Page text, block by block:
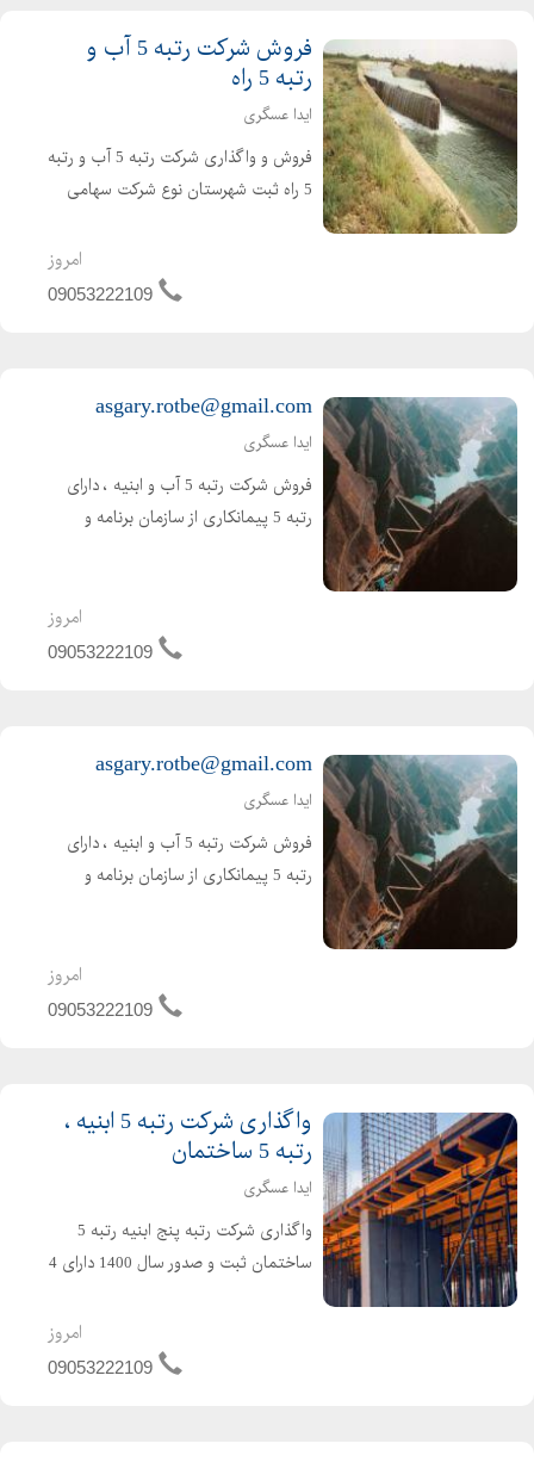
فروش شرکت رتبه 5 آب و
رتبه 5 راه
ایدا عسگری
فروش و واگذاری شرکت رتبه 5 آب و رتبه
5 راه ثبت شهرستان نوع شرکت سهامی
شرکت تازه صدور و تازه تاسیس است و
هیچگونه بدهی و کارکردی ندارد شرکت
امروز
09053222109
asgary.rotbe@gmail.com
ایدا عسگری
فروش شرکت رتبه 5 آب و ابنیه ، دارای
رتبه 5 پیمانکاری از سازمان برنامه و
امروز
09053222109
asgary.rotbe@gmail.com
ایدا عسگری
فروش شرکت رتبه 5 آب و ابنیه ، دارای
رتبه 5 پیمانکاری از سازمان برنامه و
امروز
09053222109
واگذاری شرکت رتبه 5 ابنیه ،
رتبه 5 ساختمان
ایدا عسگری
واگذاری شرکت رتبه پنج ابنیه رتبه 5
ساختمان ثبت و صدور سال 1400 دارای 4
مهندس بدون کارکرد قیمت مناسب برای
کسب اطلاعات بیشتر تماس بگیرید
امروز
09053222109